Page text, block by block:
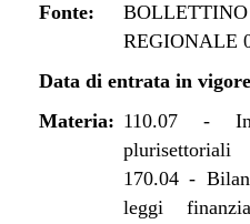
Fonte:
REGIONALE
Data di entrata in
Materia: 110.07-
plurisettoriali
170.04-
leggi